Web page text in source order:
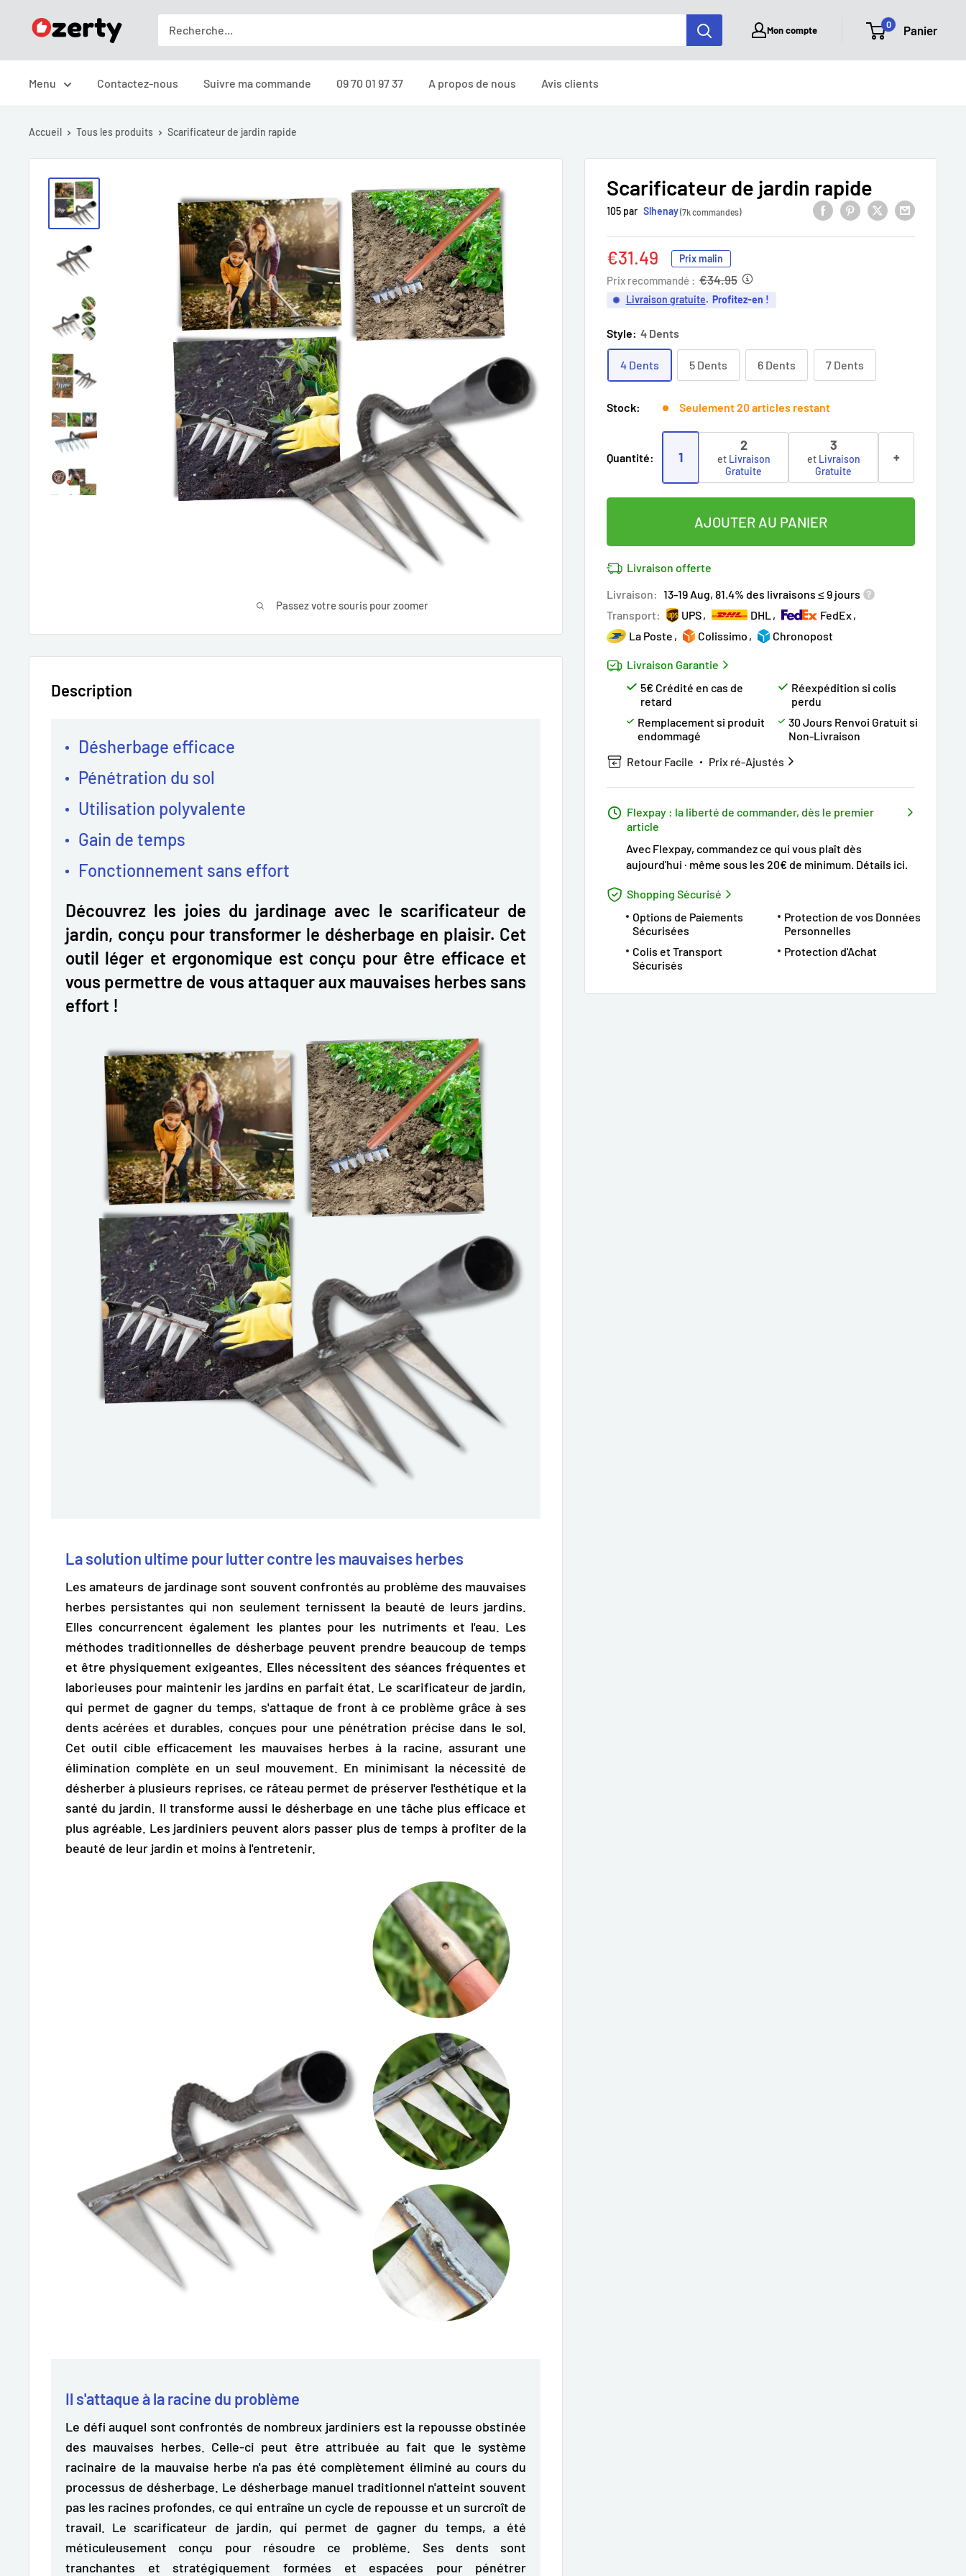
Ozerty
Mon compte 0 Panier
Menu Contactez-nous Suivre ma commande 09 70 01 97 37 A propos de nous Avis clients
Accueil Tous les produits Scarificateur de jardin rapide
Passez votre souris pour zoomer
Scarificateur de jardin rapide
105 par Slhenay(7k commandes)
Prix
réduit
€31.49 Prix malin
Prix recommandé : €34.95
Livraison gratuite. Profitez-en !
Style: 4 Dents
4 Dents 5 Dents 6 Dents 7 Dents
Stock: Seulement 20 articles restant
Quantité: 1
2
et Livraison
Gratuite
3
et Livraison
Gratuite
+
AJOUTER AU PANIER
Livraison offerte
Livraison: 13-19 Aug, 81.4% des livraisons ≤ 9 jours
Transport:
UPS DHL
FedEx
La Poste
Colissimo Chronopost
Livraison Garantie
5€ Crédité en cas de
retard
Réexpédition si colis
perdu
Remplacement si produit
endommagé
30 Jours Renvoi Gratuit si
Non-Livraison
Retour Facile
Prix ré-Ajustés
Flexpay : la liberté de commander, dès le premier
article
Avec Flexpay, commandez ce qui vous plaît dès
aujourd'hui · même sous les 20€ de minimum. Détails ici.
Shopping Sécurisé
Options de Paiements
Sécurisées
Protection de vos Données
Personnelles
Colis et Transport
Sécurisés
Protection d'Achat
Description
Désherbage efficace
Pénétration du sol
Utilisation polyvalente
Gain de temps
Fonctionnement sans effort
Découvrez les joies du jardinage avec le scarificateur de
jardin, conçu pour transformer le désherbage en plaisir. Cet
outil léger et ergonomique est conçu pour être efficace et
vous permettre de vous attaquer aux mauvaises herbes sans
effort !
La solution ultime pour lutter contre les mauvaises herbes
Les amateurs de jardinage sont souvent confrontés au problème des mauvaises
herbes persistantes qui non seulement ternissent la beauté de leurs jardins.
Elles concurrencent également les plantes pour les nutriments et l'eau. Les
méthodes traditionnelles de désherbage peuvent prendre beaucoup de temps
et être physiquement exigeantes. Elles nécessitent des séances fréquentes et
laborieuses pour maintenir les jardins en parfait état. Le scarificateur de jardin,
qui permet de gagner du temps, s'attaque de front à ce problème grâce à ses
dents acérées et durables, conçues pour une pénétration précise dans le sol.
Cet outil cible efficacement les mauvaises herbes à la racine, assurant une
élimination complète en un seul mouvement. En minimisant la nécessité de
désherber à plusieurs reprises, ce râteau permet de préserver l'esthétique et la
santé du jardin. Il transforme aussi le désherbage en une tâche plus efficace et
plus agréable. Les jardiniers peuvent alors passer plus de temps à profiter de la
beauté de leur jardin et moins à l'entretenir.
Il s'attaque à la racine du problème
Le défi auquel sont confrontés de nombreux jardiniers est la repousse obstinée
des mauvaises herbes. Celle-ci peut être attribuée au fait que le système
racinaire de la mauvaise herbe n'a pas été complètement éliminé au cours du
processus de désherbage. Le désherbage manuel traditionnel n'atteint souvent
pas les racines profondes, ce qui entraîne un cycle de repousse et un surcroît de
travail. Le scarificateur de jardin, qui permet de gagner du temps, a été
méticuleusement conçu pour résoudre ce problème. Ses dents sont
tranchantes et stratégiquement formées et espacées pour pénétrer